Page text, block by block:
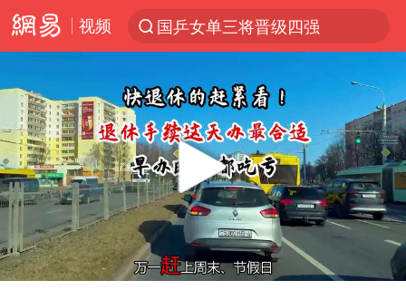
视频
国乒女单三将晋级四强
新疆优化调整景区内自驾服务费
微信又有新功能，你可以“撤回”你的撤回了！
浙江上海等地有大雨或暴雨
梁家辉：到内地拍戏不是北上是回归
情侣平潭拍日出坠崖1死1伤
Play
00:00